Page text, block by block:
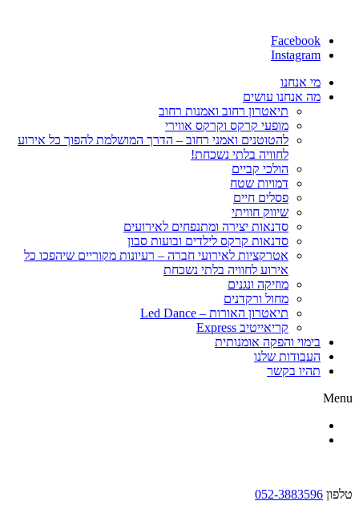
Facebook
Instagram
מי אנחנו
מה אנחנו עושים
תיאטרון רחוב ואמנות רחוב
מופעי קרקס וקרקס אווירי
להטוטנים ואמני רחוב – הדרך המושלמת להפוך כל אירוע
לחוויה בלתי נשכחת!
הולכי קביים
דמויות שטח
פסלים חיים
שיווק חוויתי
סדנאות יצירה ומתנפחים לאירועים
סדנאות קרקס לילדים ובועות סבון
אטרקציות לאירועי חברה – רעיונות מקוריים שיהפכו כל
אירוע לחוויה בלתי נשכחת
מוזיקה ונגנים
מחול ורקדנים
תיאטרון האורות – Led Dance
קריאייטיב Express
בימוי והפקה אומנותית
העבודות שלנו
תהיו בקשר
Menu
טלפון 052-3883596